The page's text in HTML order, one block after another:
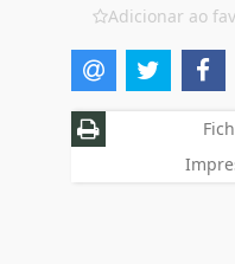
Adicionar ao